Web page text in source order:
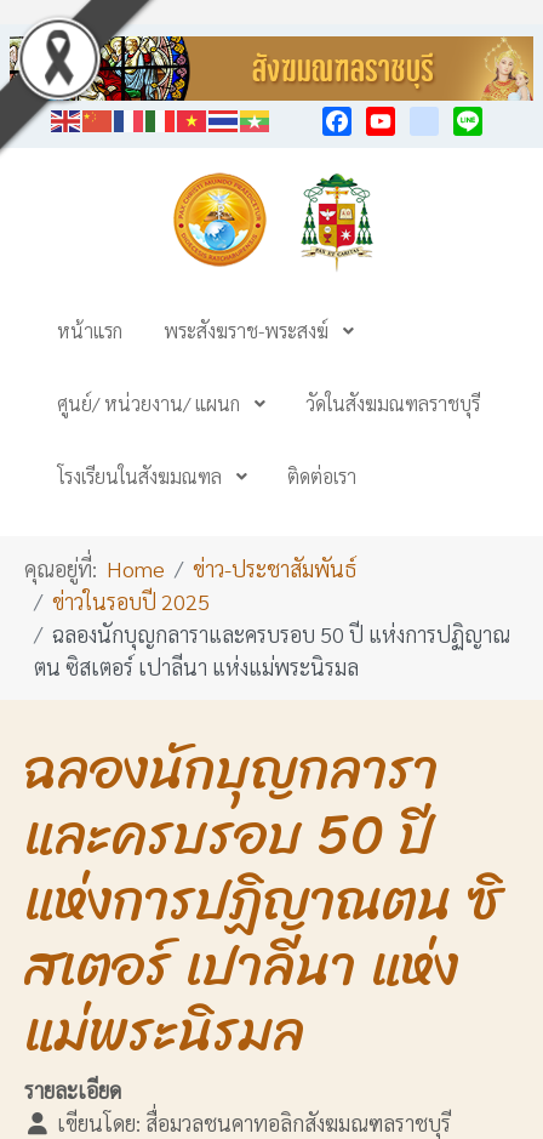
หน้าแรก พระสังฆราช-พระสงฆ์
ศูนย์/ หน่วยงาน/ แผนก วัดในสังฆมณฑลราชบุรี
โรงเรียนในสังฆมณฑล ติดต่อเรา
คุณอยู่ที่: Home
ข่าว-ประชาสัมพันธ์
ข่าวในรอบปี 2025
ฉลองนักบุญกลาราและครบรอบ 50 ปี แห่งการปฏิญาณ
ตน ซิสเตอร์ เปาลีนา แห่งแม่พระนิรมล
ฉลองนักบุญกลารา
และครบรอบ 50 ปี
แห่งการปฏิญาณตน ซิ
สเตอร์ เปาลีนา แห่ง
แม่พระนิรมล
รายละเอียด
เขียนโดย: สื่อมวลชนคาทอลิกสังฆมณฑลราชบุรี